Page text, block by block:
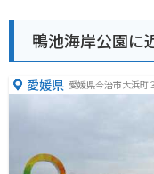
鴨池海岸公園に
愛媛県 愛媛県今治市大浜町
−６８